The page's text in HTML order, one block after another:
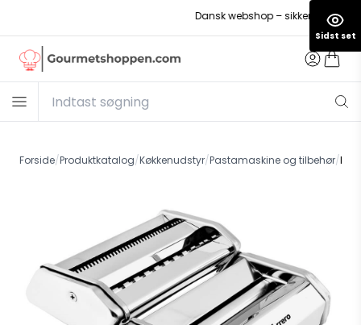
Dansk webshop – sikker betaling
Forside/Produktkatalog/Køkkenudstyr/Pastamaskine og tilbehør/
Sidst set